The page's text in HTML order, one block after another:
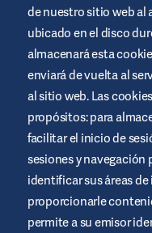
Este sitio web está
para educar y apoyar a
sólo un site
médicas. Busca siempre
Términos
de nuestro sitio web al
ubicado en el disco
almacenará esta
enviará de vuelta al
al sitio web. Las
propósitos: para
facilitar el inicio de
sesiones y navegación
identificar sus áreas
proporcionarle
permite a su emisor